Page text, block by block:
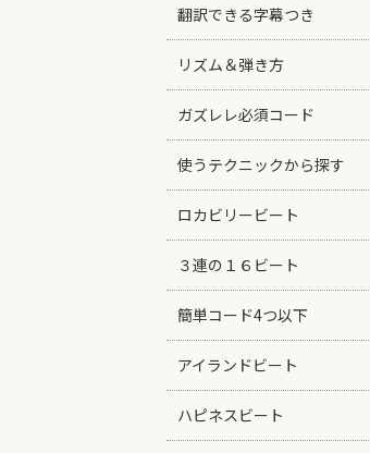
翻訳できる字幕つき
リズム＆弾き方
ガズレレ必須コード
使うテクニックから探す
ロカビリービート
３連の１６ビート
簡単コード4つ以下
アイランドビート
ハピネスビート